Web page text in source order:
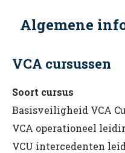
Algemene
VCA cursussen
Soort cursus
Basisveiligheid VCA
VCA operationeel
VCU intercedenten